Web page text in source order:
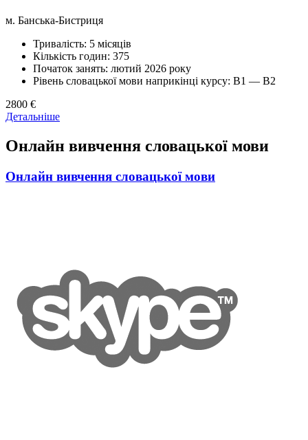
м. Банська-Бистриця
Тривалість: 5 місяців
Кількість годин: 375
Початок занять: лютий 2026 року
Рівень словацької мови наприкінці курсу: В1 — В2
2800 €
Детальніше
Онлайн вивчення словацької мови
Онлайн вивчення словацької мови